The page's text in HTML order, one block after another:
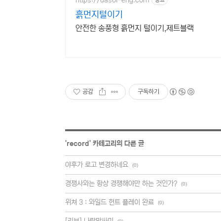
흙먼지털이기
안전한 송풍형 흙먼지 털이기,제트블랙
공감 구독하기
'record' 카테고리의 다른 글
야후가 로고 변경하네요 (0)
경쟁사와는 항상 경쟁해야만 하는 것인가? (0)
위쳐 3 : 와일드 헌트 플레이 완료 (0)